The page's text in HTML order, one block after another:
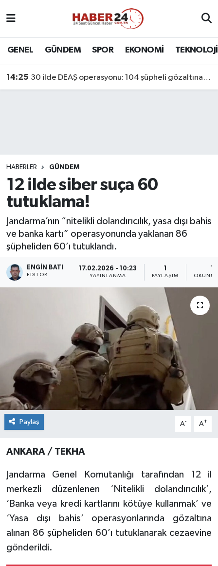
GENEL GÜNDEM SPOR EKONOMİ TEKNOLOJİ
14:25 30 ilde DEAŞ operasyonu: 104 şüpheli gözaltına alındı
HABERLER GÜNDEM
12 ilde siber suça 60
tutuklama!
Jandarma’nın “nitelikli dolandırıcılık, yasa dışı bahis
ve banka kartı” operasyonunda yaklanan 86
şüpheliden 60’ı tutuklandı.
ENGIN BATI
EDITÖR
17.02.2026 - 10:23
YAYINLANMA PAYLAŞIM
Paylaş A- A+
ANKARA / TEKHA
Jandarma Genel Komutanlığı tarafından 12 il
merkezli düzenlenen ‘Nitelikli dolandırıcılık’,
‘Banka veya kredi kartlarını kötüye kullanmak’ ve
‘Yasa dışı bahis’ operasyonlarında gözaltına
alınan 86 şüpheliden 60’ı tutuklanarak cezaevine
gönderildi.
Nöbetçi Eczaneler
Son Dakika Haberleri